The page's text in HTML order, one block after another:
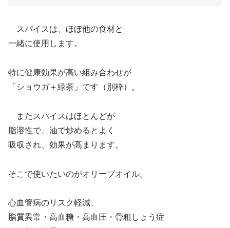
スパイスは、ほぼ他の食材と
一緒に使用します。
特に健康効果が高い組み合わせが
「ショウガ＋緑茶」です（別枠）。
またスパイスはほとんどが
脂溶性で、油で炒めるとよく
吸収され、効果が高まります。
そこで使いたいのがオリーブオイル。
心血管病のリスク軽減、
脂質異常・高血糖・高血圧・骨粗しょう症